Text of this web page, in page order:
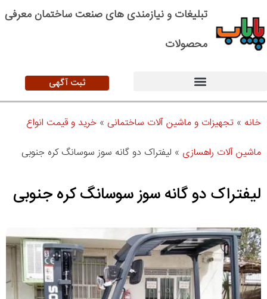
تبلیغات و نیازمندی های صنعت ساختمان معرفی
محصولات
ثبت آگهی
خانه » تجهیزات و ماشین آلات ساختمانی » خرید و قیمت انواع
ماشین آلات راهسازی » لیفتراک دو گانه سوز سوسانگ کره جنوبی
لیفتراک دو گانه سوز سوسانگ کره جنوبی